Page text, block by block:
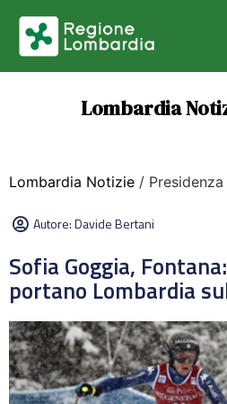
Lombardia
Lombardia Notizie / Presidenza
Autore:Davide Bertani
Sofia Goggia,
portano Lombardia